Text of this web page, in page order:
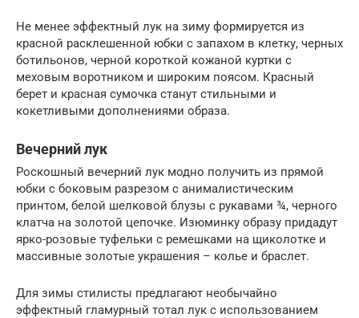
Не менее эффектный лук на зиму формируется из
красной расклешенной юбки с запахом в клетку, черных
ботильонов, черной короткой кожаной куртки с
меховым воротником и широким поясом. Красный
берет и красная сумочка станут стильными и
кокетливыми дополнениями образа.
Вечерний лук
Роскошный вечерний лук модно получить из прямой
юбки с боковым разрезом с анималистическим
принтом, белой шелковой блузы с рукавами ¾, черного
клатча на золотой цепочке. Изюминку образу придадут
ярко-розовые туфельки с ремешками на щиколотке и
массивные золотые украшения – колье и браслет.
Для зимы стилисты предлагают необычайно
эффектный гламурный тотал лук с использованием